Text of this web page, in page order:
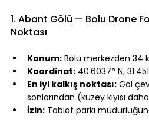
1. Abant Gölü — Bolu Drone
Noktası
Konum: Bolu merkezden 34
Koordinat: 40.6037° N,
En iyi kalkış noktası: Göl
sonlarından (kuzey kıyısı
İzin: Tabiat parkı